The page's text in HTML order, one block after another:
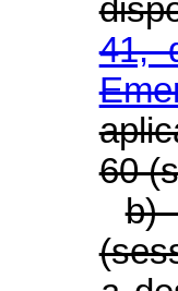
41,
60
b)